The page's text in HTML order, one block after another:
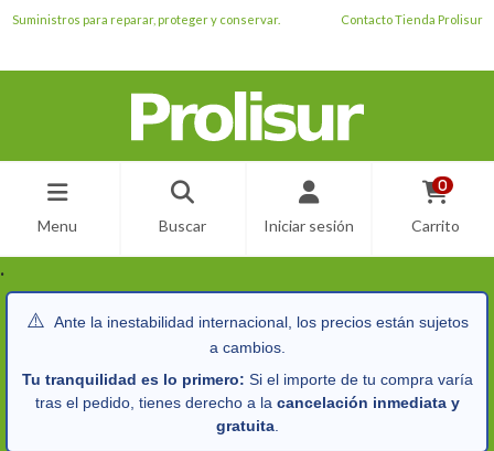
Suministros para reparar, proteger y conservar. Contacto Tienda Prolisur
Menu Buscar Iniciar sesión
0
Carrito
.
⚠️ Ante la inestabilidad internacional, los precios están sujetos
a cambios.
Tu tranquilidad es lo primero: Si el importe de tu compra varía
tras el pedido, tienes derecho a la cancelación inmediata y
gratuita.